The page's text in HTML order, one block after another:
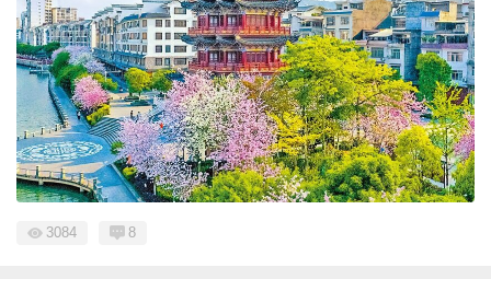
3084 8